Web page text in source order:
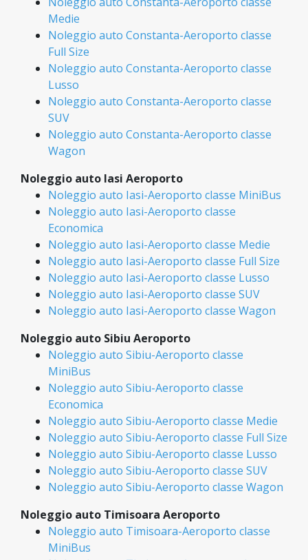
Medie
Noleggio auto Constanta-Aeroporto classe
Full Size
Noleggio auto Constanta-Aeroporto classe
Lusso
Noleggio auto Constanta-Aeroporto classe
SUV
Noleggio auto Constanta-Aeroporto classe
Wagon
Noleggio auto Iasi Aeroporto
Noleggio auto Iasi-Aeroporto classe MiniBus
Noleggio auto Iasi-Aeroporto classe
Economica
Noleggio auto Iasi-Aeroporto classe Medie
Noleggio auto Iasi-Aeroporto classe Full Size
Noleggio auto Iasi-Aeroporto classe Lusso
Noleggio auto Iasi-Aeroporto classe SUV
Noleggio auto Iasi-Aeroporto classe Wagon
Noleggio auto Sibiu Aeroporto
Noleggio auto Sibiu-Aeroporto classe
MiniBus
Noleggio auto Sibiu-Aeroporto classe
Economica
Noleggio auto Sibiu-Aeroporto classe Medie
Noleggio auto Sibiu-Aeroporto classe Full Size
Noleggio auto Sibiu-Aeroporto classe Lusso
Noleggio auto Sibiu-Aeroporto classe SUV
Noleggio auto Sibiu-Aeroporto classe Wagon
Noleggio auto Timisoara Aeroporto
Noleggio auto Timisoara-Aeroporto classe
MiniBus